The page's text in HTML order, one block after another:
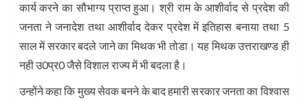
कार्य करने का सौभाग्य प्राप्त हुआ। श्री राम के आशीर्वाद से प्रदेश की
जनता ने जनादेश तथा आशीर्वाद देकर प्रदेश में इतिहास बनाया तथा 5
साल में सरकार बदले जाने का मिथक भी तोडा। यह मिथक उत्तराखण्ड ही
नही उ0प्र0 जैसे विशाल राज्य में भी बदला है।
उन्होंने कहा कि मुख्य सेवक बनने के बाद हमारी सरकार जनता का विश्वास